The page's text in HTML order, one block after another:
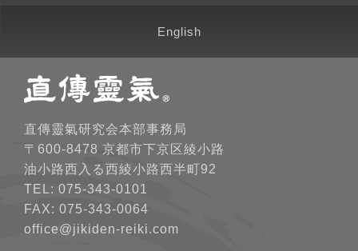
English
直傳靈氣研究会本部事務局
〒600-8478 京都市下京区綾小路
油小路西入る西綾小路西半町92
TEL: 075-343-0101
FAX: 075-343-0064
office@jikiden-reiki.com